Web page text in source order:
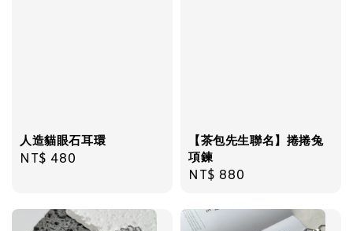
人造貓眼石耳環
Regular
NT$ 480
【茶包先生聯名】捲捲兔
項鍊
Regular
NT$ 880